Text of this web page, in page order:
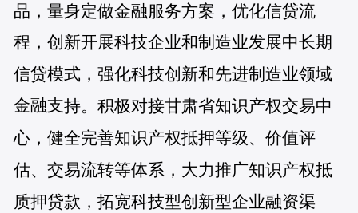
品，量身定做金融服务方案，优化信贷流
程，创新开展科技企业和制造业发展中长期
信贷模式，强化科技创新和先进制造业领域
金融支持。积极对接甘肃省知识产权交易中
心，健全完善知识产权抵押等级、价值评
估、交易流转等体系，大力推广知识产权抵
质押贷款，拓宽科技型创新型企业融资渠